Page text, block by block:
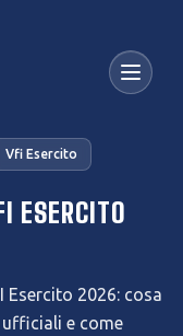
Vfi Esercito
ESERCITO
Esercito 2026: cosa
e come